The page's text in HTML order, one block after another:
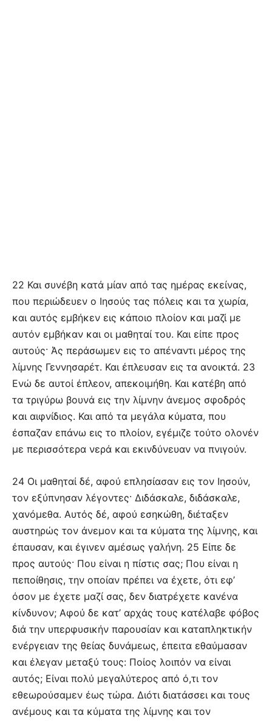
22 Και συνέβη κατά μίαν από τας ημέρας εκείνας,
που περιώδευεν ο Ιησούς τας πόλεις και τα χωρία,
και αυτός εμβήκεν εις κάποιο πλοίον και μαζί με
αυτόν εμβήκαν και οι μαθηταί του. Και είπε προς
αυτούς· Άς περάσωμεν εις το απέναντι μέρος της
λίμνης Γεννησαρέτ. Και έπλευσαν εις τα ανοικτά. 23
Ενώ δε αυτοί έπλεον, απεκοιμήθη. Και κατέβη από
τα τριγύρω βουνά εις την λίμνην άνεμος σφοδρός
και αιφνίδιος. Και από τα μεγάλα κύματα, που
έσπαζαν επάνω εις το πλοίον, εγέμιζε τούτο ολονέν
με περισσότερα νερά και εκινδύνευαν να πνιγούν.
24 Οι μαθηταί δέ, αφού επλησίασαν εις τον Ιησούν,
τον εξύπνησαν λέγοντες· Διδάσκαλε, διδάσκαλε,
χανόμεθα. Αυτός δέ, αφού εσηκώθη, διέταξεν
αυστηρώς τον άνεμον και τα κύματα της λίμνης, και
έπαυσαν, και έγινεν αμέσως γαλήνη. 25 Είπε δε
προς αυτούς· Που είναι η πίστις σας; Που είναι η
πεποίθησις, την οποίαν πρέπει να έχετε, ότι εφ’
όσον με έχετε μαζί σας, δεν διατρέχετε κανένα
κίνδυνον; Αφού δε κατ’ αρχάς τους κατέλαβε φόβος
διά την υπερφυσικήν παρουσίαν και καταπληκτικήν
ενέργειαν της θείας δυνάμεως, έπειτα εθαύμασαν
και έλεγαν μεταξύ τους: Ποίος λοιπόν να είναι
αυτός; Είναι πολύ μεγαλύτερος από ό,τι τον
εθεωρούσαμεν έως τώρα. Διότι διατάσσει και τους
ανέμους και τα κύματα της λίμνης και τον